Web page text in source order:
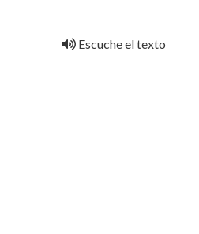
Escuche el texto